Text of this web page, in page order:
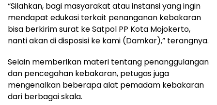
“Silahkan, bagi masyarakat atau instansi yang ingin
mendapat edukasi terkait penanganan kebakaran
bisa berkirim surat ke Satpol PP Kota Mojokerto,
nanti akan di disposisi ke kami (Damkar),” terangnya.
Selain memberikan materi tentang penanggulangan
dan pencegahan kebakaran, petugas juga
mengenalkan beberapa alat pemadam kebakaran
dari berbagai skala.